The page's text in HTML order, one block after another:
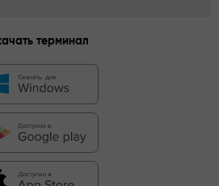
терминал